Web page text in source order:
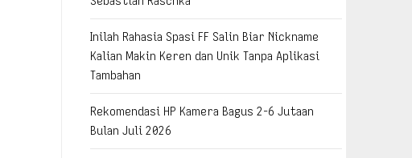
Inilah Rahasia Spasi FF Salin Biar Nickname
Kalian Makin Keren dan Unik Tanpa Aplikasi
Tambahan
Rekomendasi HP Kamera Bagus 2-6 Jutaan
Bulan Juli 2026